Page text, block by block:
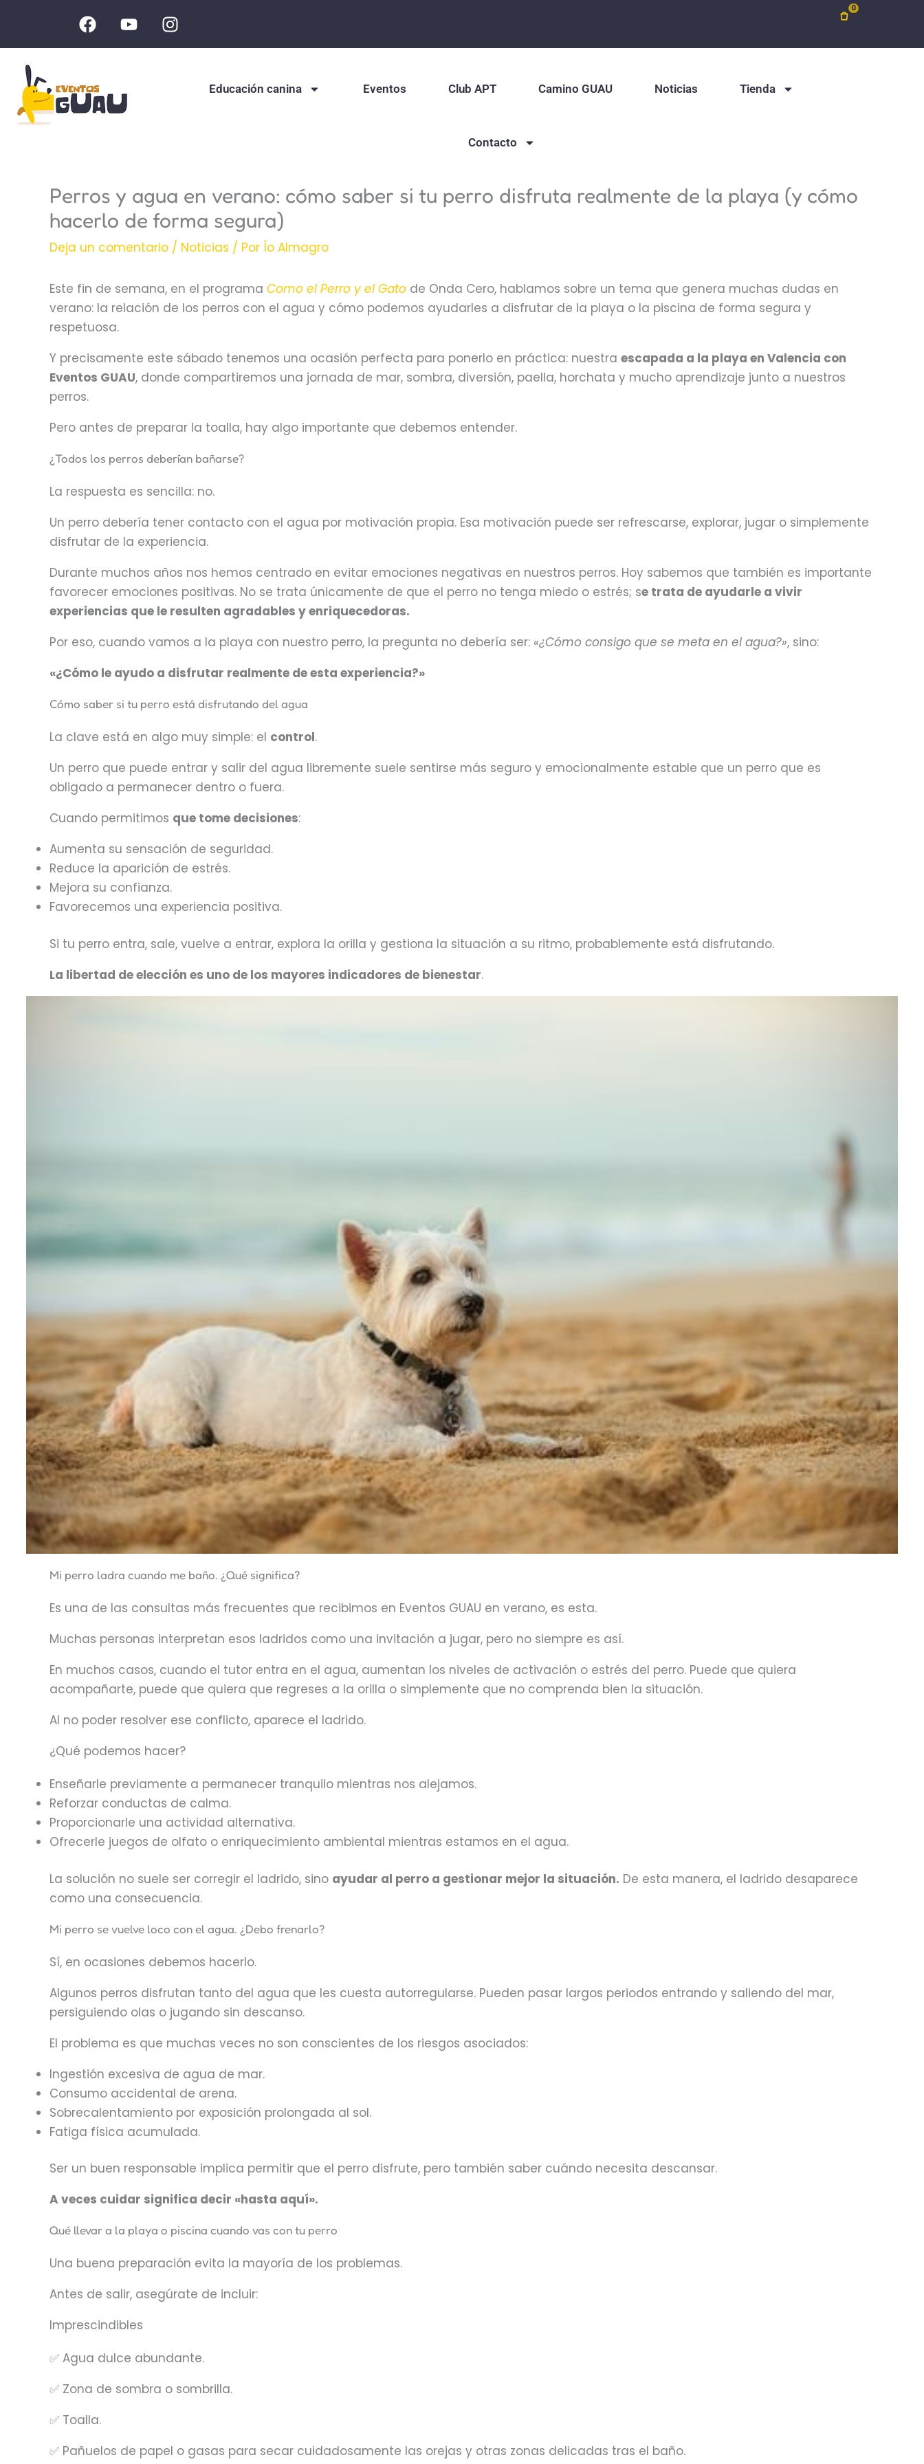
contenido
F
a
c
b
o
o
Y
o
u
I
n
s
0
Educación canina Eventos Club APT Camino GUAU Noticias Tienda
Contacto
Perros y agua en verano: cómo saber si tu perro disfruta realmente de la playa (y cómo
hacerlo de forma segura)
Deja un comentario / Noticias / Por Ío Almagro
Este fin de semana, en el programa Como el Perro y el Gato de Onda Cero, hablamos sobre un tema que genera muchas dudas en
verano: la relación de los perros con el agua y cómo podemos ayudarles a disfrutar de la playa o la piscina de forma segura y
respetuosa.
Y precisamente este sábado tenemos una ocasión perfecta para ponerlo en práctica: nuestra escapada a la playa en Valencia con
Eventos GUAU, donde compartiremos una jornada de mar, sombra, diversión, paella, horchata y mucho aprendizaje junto a nuestros
perros.
Pero antes de preparar la toalla, hay algo importante que debemos entender.
¿Todos los perros deberían bañarse?
La respuesta es sencilla: no.
Un perro debería tener contacto con el agua por motivación propia. Esa motivación puede ser refrescarse, explorar, jugar o simplemente
disfrutar de la experiencia.
Durante muchos años nos hemos centrado en evitar emociones negativas en nuestros perros. Hoy sabemos que también es importante
favorecer emociones positivas. No se trata únicamente de que el perro no tenga miedo o estrés; se trata de ayudarle a vivir
experiencias que le resulten agradables y enriquecedoras.
Por eso, cuando vamos a la playa con nuestro perro, la pregunta no debería ser: «¿Cómo consigo que se meta en el agua?», sino:
«¿Cómo le ayudo a disfrutar realmente de esta experiencia?»
Cómo saber si tu perro está disfrutando del agua
La clave está en algo muy simple: el control.
Un perro que puede entrar y salir del agua libremente suele sentirse más seguro y emocionalmente estable que un perro que es
obligado a permanecer dentro o fuera.
Cuando permitimos que tome decisiones:
Aumenta su sensación de seguridad.
Reduce la aparición de estrés.
Mejora su confianza.
Favorecemos una experiencia positiva.
Si tu perro entra, sale, vuelve a entrar, explora la orilla y gestiona la situación a su ritmo, probablemente está disfrutando.
La libertad de elección es uno de los mayores indicadores de bienestar.
Mi perro ladra cuando me baño. ¿Qué significa?
Es una de las consultas más frecuentes que recibimos en Eventos GUAU en verano, es esta.
Muchas personas interpretan esos ladridos como una invitación a jugar, pero no siempre es así.
En muchos casos, cuando el tutor entra en el agua, aumentan los niveles de activación o estrés del perro. Puede que quiera
acompañarte, puede que quiera que regreses a la orilla o simplemente que no comprenda bien la situación.
Al no poder resolver ese conflicto, aparece el ladrido.
¿Qué podemos hacer?
Enseñarle previamente a permanecer tranquilo mientras nos alejamos.
Reforzar conductas de calma.
Proporcionarle una actividad alternativa.
Ofrecerle juegos de olfato o enriquecimiento ambiental mientras estamos en el agua.
La solución no suele ser corregir el ladrido, sino ayudar al perro a gestionar mejor la situación. De esta manera, el ladrido desaparece
como una consecuencia.
Mi perro se vuelve loco con el agua. ¿Debo frenarlo?
Sí, en ocasiones debemos hacerlo.
Algunos perros disfrutan tanto del agua que les cuesta autorregularse. Pueden pasar largos periodos entrando y saliendo del mar,
persiguiendo olas o jugando sin descanso.
El problema es que muchas veces no son conscientes de los riesgos asociados:
Ingestión excesiva de agua de mar.
Consumo accidental de arena.
Sobrecalentamiento por exposición prolongada al sol.
Fatiga física acumulada.
Ser un buen responsable implica permitir que el perro disfrute, pero también saber cuándo necesita descansar.
A veces cuidar significa decir «hasta aquí».
Qué llevar a la playa o piscina cuando vas con tu perro
Una buena preparación evita la mayoría de los problemas.
Antes de salir, asegúrate de incluir:
Imprescindibles
✅ Agua dulce abundante.
✅ Zona de sombra o sombrilla.
✅ Toalla.
✅ Pañuelos de papel o gasas para secar cuidadosamente las orejas y otras zonas delicadas tras el baño.